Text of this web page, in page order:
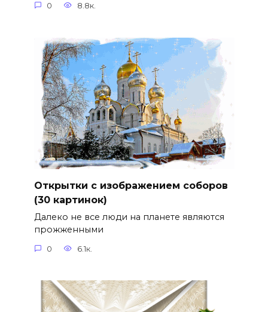
0 8.8к.
Открытки с изображением соборов
(30 картинок)
Далеко не все люди на планете являются
прожженными
0 6.1к.